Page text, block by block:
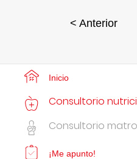
< Anterior
Inicio
Consultorio
Consultorio
¡Me apunto!